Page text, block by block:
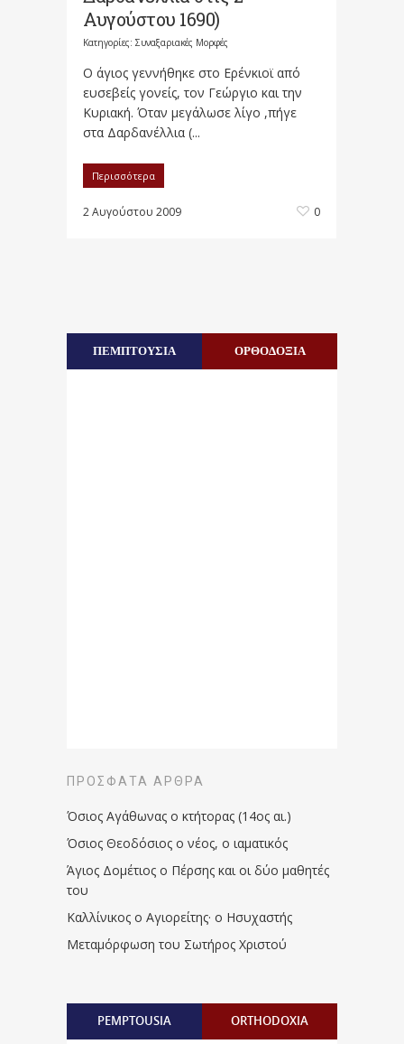
Αυγούστου 1690)
Κατηγορίες: Συναξαριακές Μορφές
Ο άγιος γεννήθηκε στο Ερένκιοϊ από
ευσεβείς γονείς, τον Γεώργιο και την
Κυριακή. Όταν μεγάλωσε λίγο ,πήγε
στα Δαρδανέλλια (...
Περισσότερα
2 Αυγούστου 2009 0
ΠΕΜΠΤΟΥΣΙΑ ΟΡΘΟΔΟΞΙΑ
ΠΡΌΣΦΑΤΑ ΆΡΘΡΑ
Όσιος Αγάθωνας ο κτήτορας (14ος αι.)
Όσιος Θεοδόσιος ο νέος, ο ιαματικός
Άγιος Δομέτιος ο Πέρσης και οι δύο μαθητές
του
Καλλίνικος ο Αγιορείτης · ο Ησυχαστής
Μεταμόρφωση του Σωτήρος Χριστού
PEMPTOUSIA ORTHODOXIA